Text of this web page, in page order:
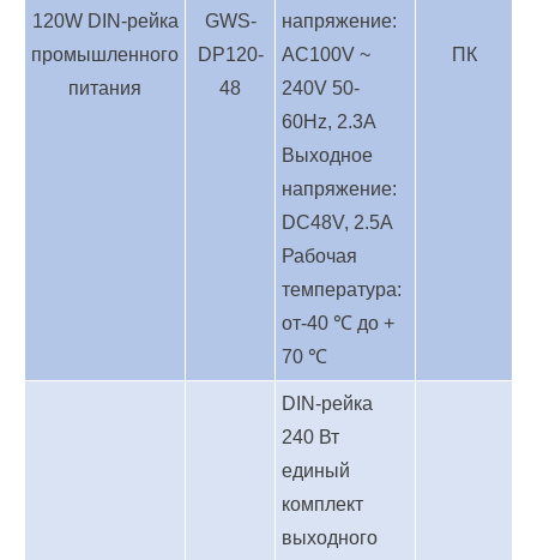
120W DIN-рейка
промышленного
питания
GWS-
DP120-
48
напряжение:
AC100V ~
240V 50-
60Hz, 2.3A
Выходное
напряжение:
DC48V, 2.5A
Рабочая
температура:
от-40 ℃ до +
70 ℃
ПК
DIN-рейка
240 Вт
единый
комплект
выходного